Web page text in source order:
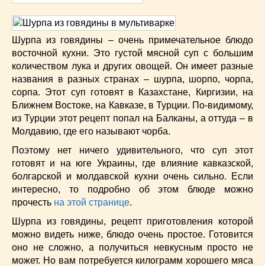
Мексиканская кухня(9)
Мясные блюда(119)
Напитки(4)
Немецкая кухня(10)
Необычные
(49)
Низкокалорийные(33)
Новогодние(57)
Новости(54)
О жизни(25)
Овощи(98)
Пасхальные
(17)
Печенье(13)
Пироги
Польская кухня(21)
(52)
Праздничные блюда(63)
Шурпа из говядины – очень примечательное блюдо
восточной кухни. Это густой мясной суп с большим
количеством лука и других овощей. Он имеет разные
названия в разных странах – шурпа, шорпо, чорпа,
сорпа. Этот суп готовят в Казахстане, Киргизии, на
Ближнем Востоке, на Кавказе, в Турции. По-видимому,
из Турции этот рецепт попал на Балканы, а оттуда – в
Молдавию, где его называют чорба.
Поэтому нет ничего удивительного, что суп этот
готовят и на юге Украины, где влияние кавказской,
болгарской и молдавской кухни очень сильно. Если
интересно, то подробно об этом блюде можно
прочесть на этой странице.
Шурпа из говядины, рецепт приготовления которой
можно видеть ниже, блюдо очень простое. Готовится
оно не сложно, а получиться невкусным просто не
может. Но вам потребуется килограмм хорошего мяса